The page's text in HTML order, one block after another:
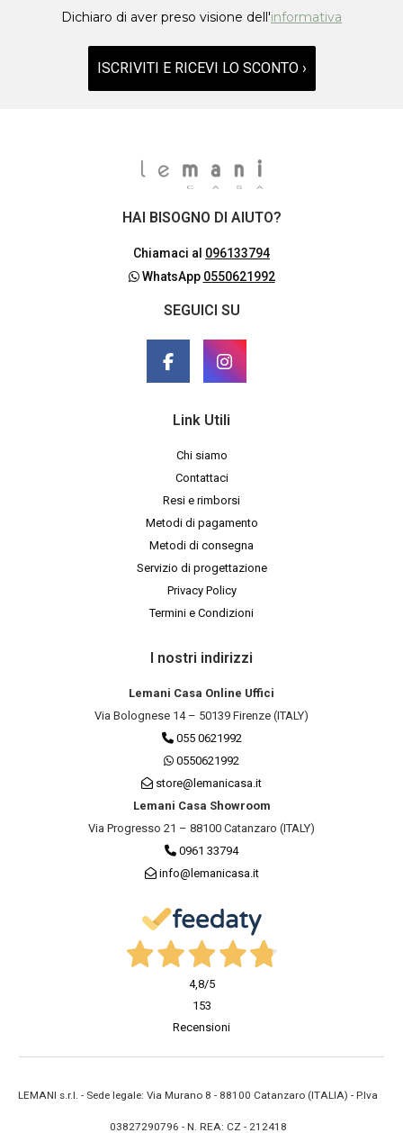
Dichiaro di aver preso visione dell'informativa
ISCRIVITI E RICEVI LO SCONTO ›
HAI BISOGNO DI AIUTO?
Chiamaci al 096133794
WhatsApp 0550621992
SEGUICI SU
Link Utili
Chi siamo
Contattaci
Resi e rimborsi
Metodi di pagamento
Metodi di consegna
Servizio di progettazione
Privacy Policy
Termini e Condizioni
I nostri indirizzi
Lemani Casa Online Uffici
Via Bolognese 14 – 50139 Firenze (ITALY)
055 0621992
0550621992
store@lemanicasa.it
Lemani Casa Showroom
Via Progresso 21 – 88100 Catanzaro (ITALY)
0961 33794
info@lemanicasa.it
4,8/5
153
Recensioni
LEMANI s.r.l. - Sede legale: Via Murano 8 - 88100 Catanzaro (ITALIA) - P.Iva
03827290796 - N. REA: CZ - 212418